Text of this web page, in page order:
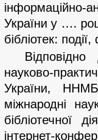
інформаційно-
України у ….
бібліотек:
науково-
України,
міжнародні
бібліотечної
інтернет-